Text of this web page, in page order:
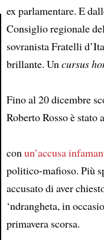
Article
ex parlamentare. E
Consiglio regionale
sovranista Fratelli
brillante. Uncursus
Fino al 20 dicembre
Roberto Rosso è stato
conun’accusa
politico-mafioso. Più
accusato di aver
‘ndrangheta, in
primavera scorsa.